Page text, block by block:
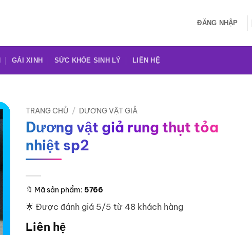
ĐĂNG NHẬP
GÁI XINH SỨC KHỎE SINH LÝ LIÊN HỆ
TRANG CHỦ / DƯƠNG VẬT GIẢ
Dương vật giả rung thụt tỏa
nhiệt sp2
🔖 Mã sản phẩm: 5766
🌟 Được đánh giá 5/5 từ 48 khách hàng
Liên hệ